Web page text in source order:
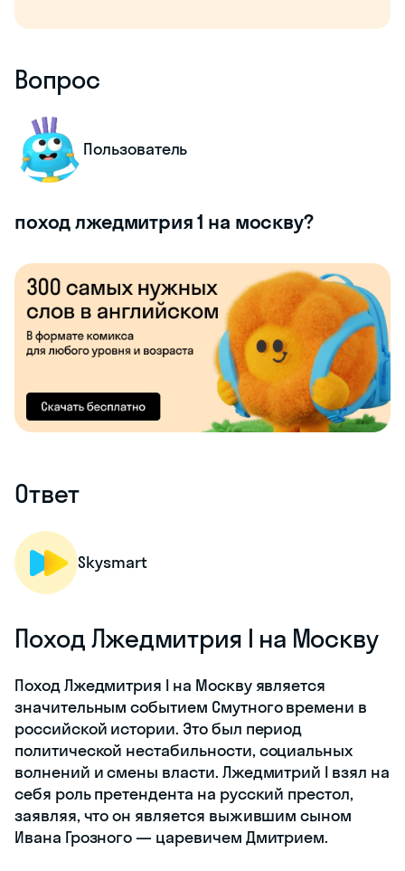
Вопрос
Пользователь
поход лжедмитрия 1 на москву?
Ответ
Skysmart
Поход Лжедмитрия I на Москву
Поход Лжедмитрия I на Москву является
значительным событием Смутного времени в
российской истории. Это был период
политической нестабильности, социальных
волнений и смены власти. Лжедмитрий I взял на
себя роль претендента на русский престол,
заявляя, что он является выжившим сыном
Ивана Грозного — царевичем Дмитрием.